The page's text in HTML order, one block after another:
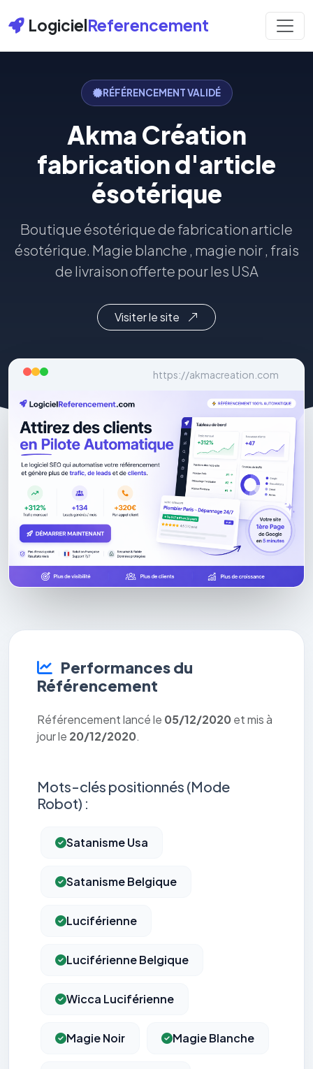
LogicielReferencement
RÉFÉRENCEMENT VALIDÉ
Akma Création
fabrication d'article
ésotérique
Boutique ésotérique de fabrication article
ésotérique. Magie blanche , magie noir , frais
de livraison offerte pour les USA
Visiter le site
https://akmacreation.com
Performances du
Référencement
Référencement lancé le 05/12/2020 et mis à
jour le 20/12/2020.
Mots-clés positionnés (Mode
Robot) :
Satanisme Usa
Satanisme Belgique
Luciférienne
Luciférienne Belgique
Wicca Luciférienne
Magie Noir Magie Blanche